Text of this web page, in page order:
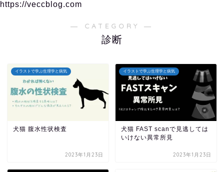
https://veccblog.com
― CATEGORY ―
診断
イラストで学ぶ生理学と病気
犬猫 腹水性状検査
2023年1月23日
イラストで学ぶ生理学と病気
犬猫 FAST scanで見逃しては
いけない異常所見
2023年1月23日